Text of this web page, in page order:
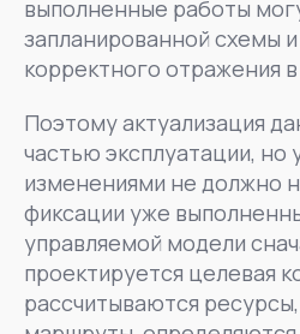
выполненные работы
запланированной схемы
корректного отражения
Поэтому актуализация
частью эксплуатации, но
изменениями не должно
фиксации уже
управляемой модели
проектируется целевая
рассчитываются